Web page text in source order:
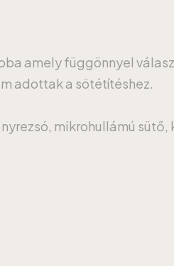
amely függönnyel
adottak a sötétítéshez.
mikrohullámú sütő,